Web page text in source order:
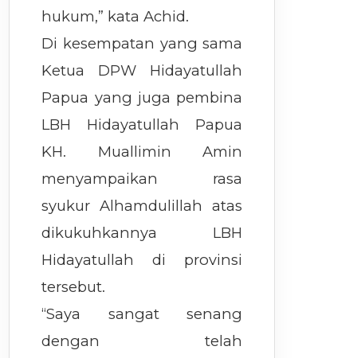
hukum,” kata Achid.
Di kesempatan yang sama
Ketua DPW Hidayatullah
Papua yang juga pembina
LBH Hidayatullah Papua
KH. Muallimin Amin
menyampaikan rasa
syukur Alhamdulillah atas
dikukuhkannya LBH
Hidayatullah di provinsi
tersebut.
“Saya sangat senang
dengan telah